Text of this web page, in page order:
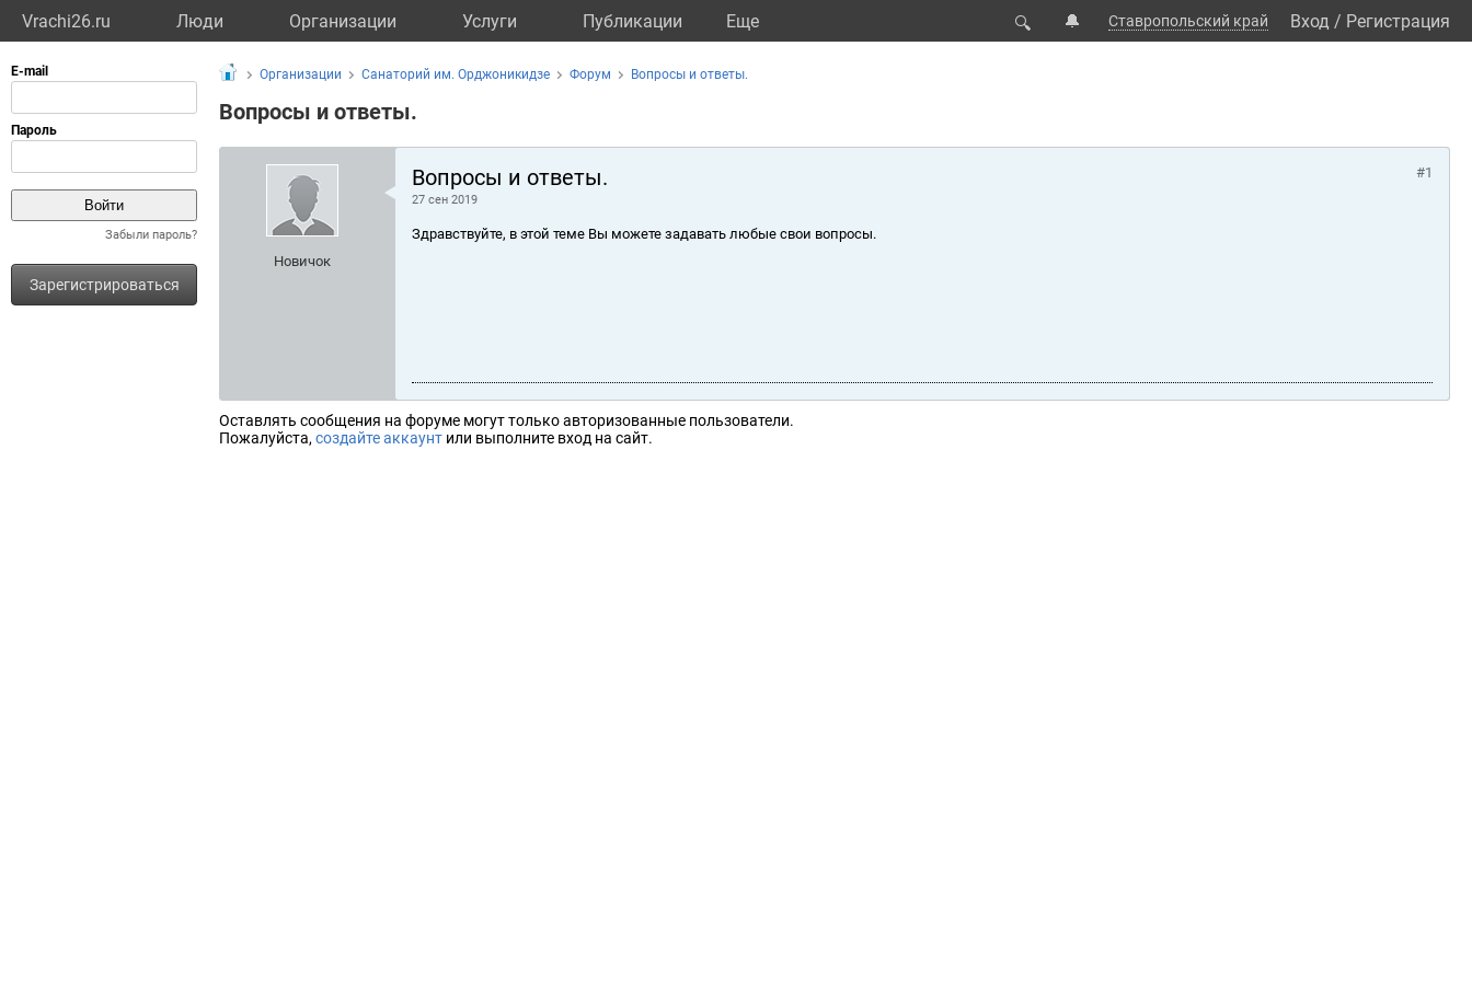
Vrachi26.ru Люди Организации Услуги Публикации Eще 🔍 🔔 Ставропольский край Вход / Регистрация
Забыли пароль?
Зарегистрироваться
Организации Санаторий им. Орджоникидзе Форум Вопросы и ответы.
Вопросы и ответы.
Новичок
Вопросы и ответы.
27 сен 2019
#1
Здравствуйте, в этой теме Вы можете задавать любые свои вопросы.
Оставлять сообщения на форуме могут только авторизованные пользователи.
Пожалуйста, создайте аккаунт или выполните вход на сайт.